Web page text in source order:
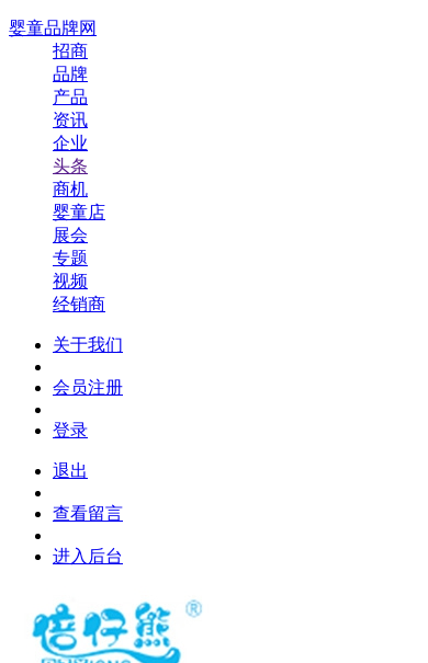
婴童品牌网
招商
品牌
产品
资讯
企业
头条
商机
婴童店
展会
专题
视频
经销商
关于我们
会员注册
登录
退出
查看留言
进入后台